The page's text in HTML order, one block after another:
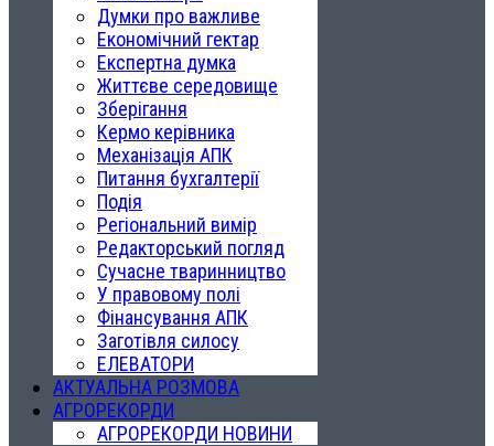
Думки про важливе
Економічний гектар
Експертна думка
Життєве середовище
Зберігання
Кермо керівника
Механізація АПК
Питання бухгалтерії
Подія
Регіональний вимір
Редакторський погляд
Сучасне тваринництво
У правовому полі
Фінансування АПК
Заготівля силосу
ЕЛЕВАТОРИ
АКТУАЛЬНА РОЗМОВА
АГРОРЕКОРДИ
АГРОРЕКОРДИ НОВИНИ